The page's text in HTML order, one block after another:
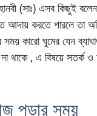
(সাঃ) এসব কিছুই
আদায় করতে পারলে তা
সময় কারো ঘুমের যেন
না থাকে , এ বিষয়ে সতর্ক
পড়ার সময়